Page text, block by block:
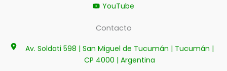
YouTube
Contacto
Av. Soldati 598 | San Miguel de Tucumán | Tucumán |
CP 4000 | Argentina